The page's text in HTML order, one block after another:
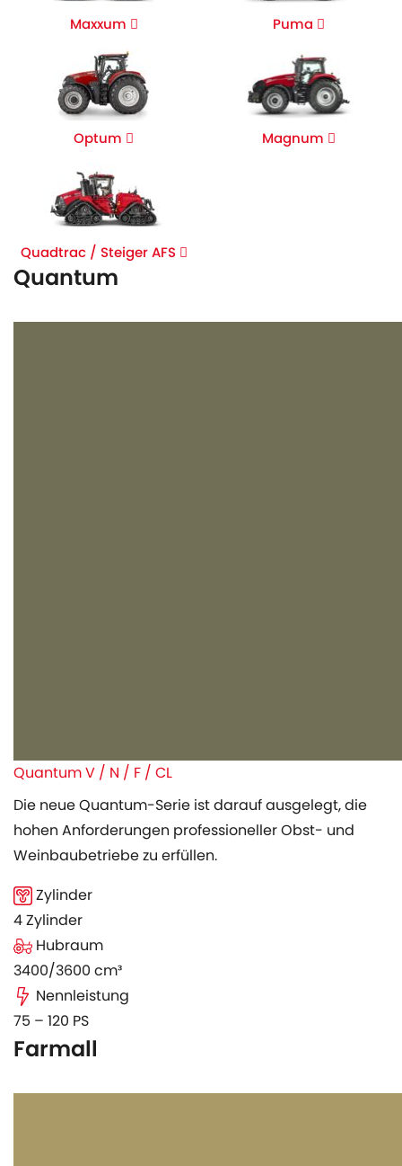
Maxxum Puma
Optum Magnum
Quadtrac / Steiger AFS
Quantum
Quantum V / N / F / CL
Die neue Quantum-Serie ist darauf ausgelegt, die
hohen Anforderungen professioneller Obst- und
Weinbaubetriebe zu erfüllen.
Zylinder
4 Zylinder
Hubraum
3400/3600 cm³
Nennleistung
75 – 120 PS
Farmall